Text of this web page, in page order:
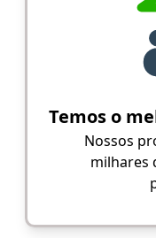
Temos o
Nossos
milhares